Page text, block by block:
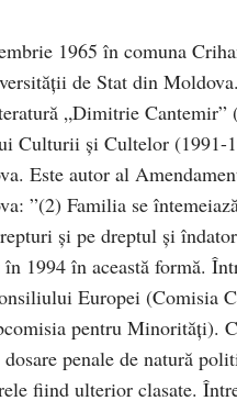
1965 în comuna
de Stat din
„Dimitrie
Culturii şi Cultelor (1991-
Este autor al
”(2) Familia se
şi pe dreptul şi
1994 în această formă.
Europei (Comisia
pentru Minorităţi).
penale de natură
fiind ulterior clasate.